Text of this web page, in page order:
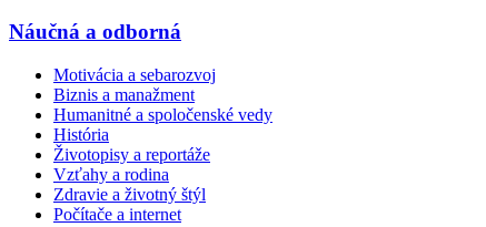
Náučná a odborná
Motivácia a sebarozvoj
Biznis a manažment
Humanitné a spoločenské vedy
História
Životopisy a reportáže
Vzťahy a rodina
Zdravie a životný štýl
Počítače a internet